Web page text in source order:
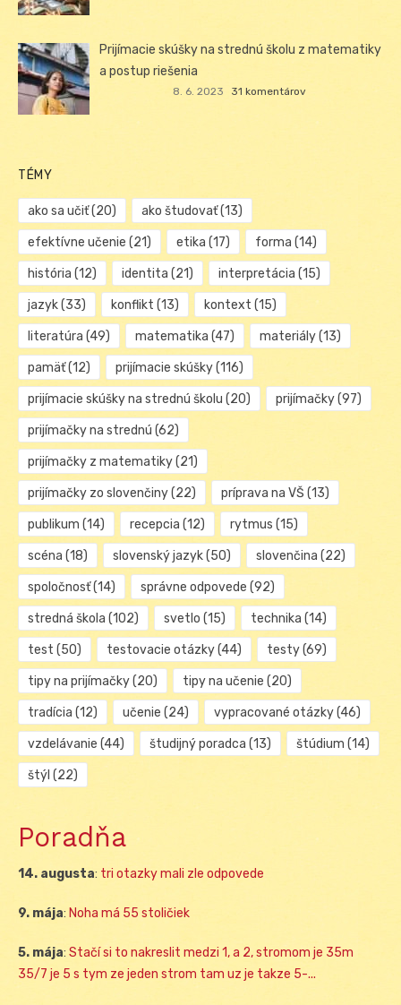
Prijímacie skúšky na strednú školu z matematiky
a postup riešenia
8. 6. 2023 31 komentárov
TÉMY
ako sa učiť(20) ako študovať(13)
efektívne učenie (21) etika (17) forma (14)
história (12) identita (21) interpretácia (15)
jazyk(33) konflikt (13) kontext (15)
literatúra (49) matematika (47) materiály(13)
pamäť(12) prijímacie skúšky(116)
prijímacie skúšky na strednú školu (20) prijímačky(97)
prijímačky na strednú (62)
prijímačky z matematiky(21)
prijímačky zo slovenčiny(22) príprava na VŠ (13)
publikum (14) recepcia (12) rytmus (15)
scéna (18) slovenský jazyk(50) slovenčina (22)
spoločnosť(14) správne odpovede (92)
stredná škola (102) svetlo (15) technika (14)
test (50) testovacie otázky(44) testy(69)
tipy na prijímačky(20) tipy na učenie (20)
tradícia (12) učenie (24) vypracované otázky(46)
vzdelávanie (44) študijný poradca (13) štúdium (14)
štýl (22)
Poradňa
14. augusta: tri otazky mali zle odpovede
9. mája: Noha má 55 stoličiek
5. mája: Stačí si to nakreslit medzi 1, a 2, stromom je 35m
35/7 je 5 s tym ze jeden strom tam uz je takze 5-...